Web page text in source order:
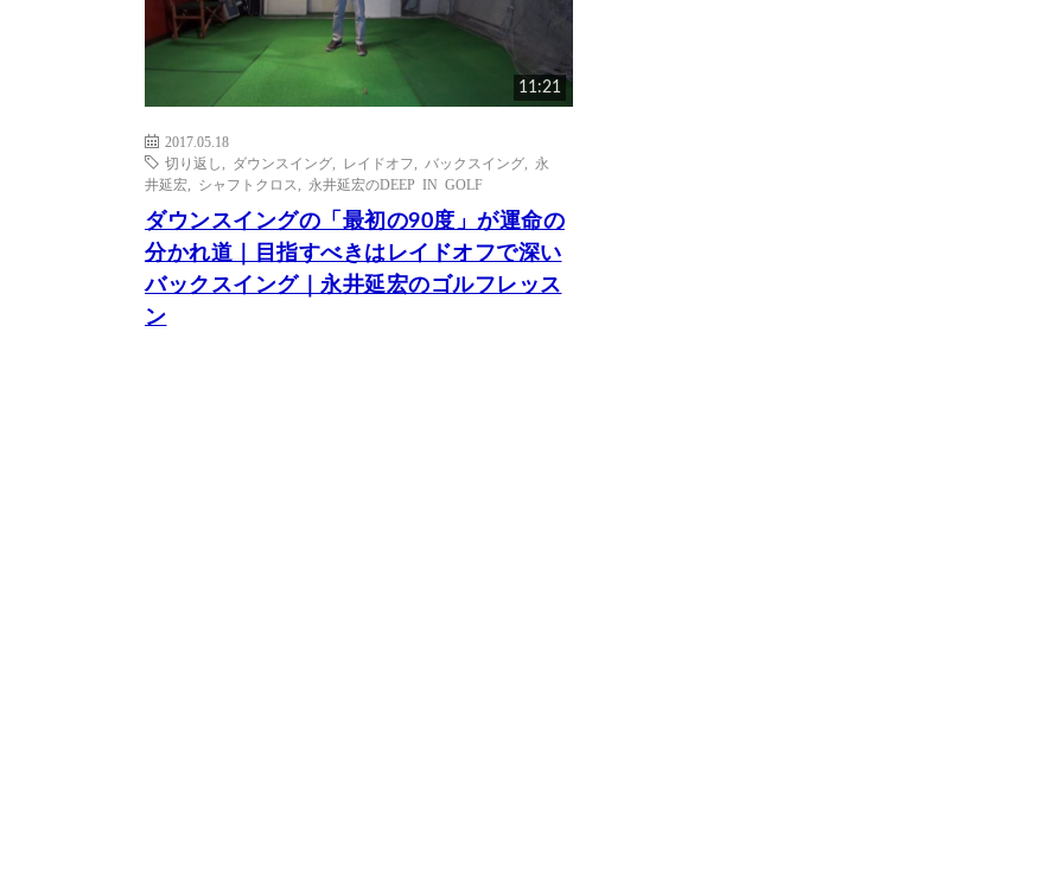
11:21
2017.05.18
切り返し
ダウンスイング レイドオフ バックスイング
永
井延宏
シャフトクロス 永井延宏のDEEP IN GOLF
ダウンスイングの「最初の90度」が運命の
分かれ道｜目指すべきはレイドオフで深い
バックスイング｜永井延宏のゴルフレッス
ン